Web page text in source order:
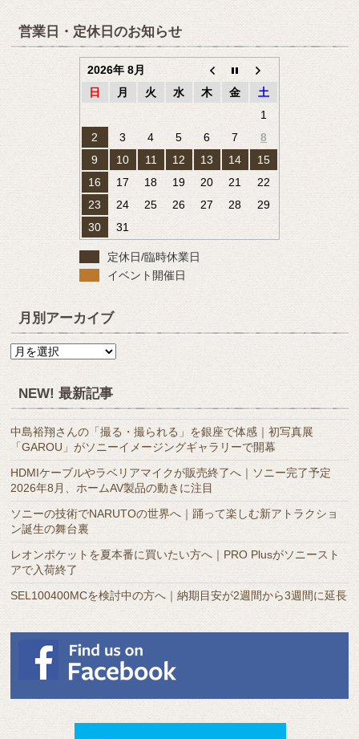
営業日・定休日のお知らせ
2026年 8月
日
月 火 水 木 金
土
1
2
3 4 5 6 7
8
9
10 11 12 13 14
15
16
17 18 19 20 21
22
23
24 25 26 27 28
29
30
31
定休日/臨時休業日
イベント開催日
月別アーカイブ
月
別
ー
カ
イ
ブ
NEW! 最新記事
中島裕翔さんの「撮る・撮られる」を銀座で体感｜初写真展
「GAROU」がソニーイメージングギャラリーで開幕
HDMIケーブルやラベリアマイクが販売終了へ｜ソニー完了予定
2026年8月、ホームAV製品の動きに注目
ソニーの技術でNARUTOの世界へ｜踊って楽しむ新アトラクショ
ン誕生の舞台裏
レオンポケットを夏本番に買いたい方へ｜PRO Plusがソニースト
アで入荷終了
SEL100400MCを検討中の方へ｜納期目安が2週間から3週間に延長